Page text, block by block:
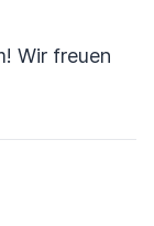
Wir freuen